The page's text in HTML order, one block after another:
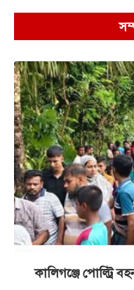
কালিগঞ্জে পোল্ট্রি